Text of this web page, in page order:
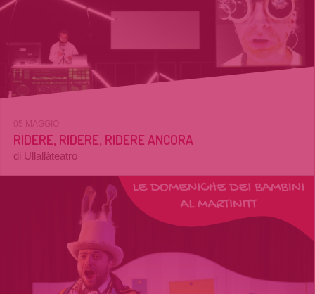
05 MAGGIO
RIDERE, RIDERE, RIDERE ANCORA
di Ullallàteatro